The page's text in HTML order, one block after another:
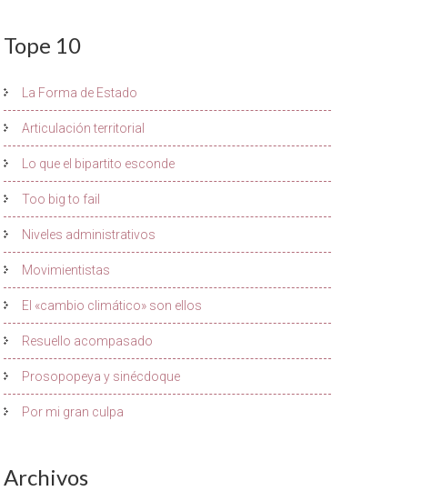
Tope 10
La Forma de Estado
Articulación territorial
Lo que el bipartito esconde
Too big to fail
Niveles administrativos
Movimientistas
El «cambio climático» son ellos
Resuello acompasado
Prosopopeya y sinécdoque
Por mi gran culpa
Archivos